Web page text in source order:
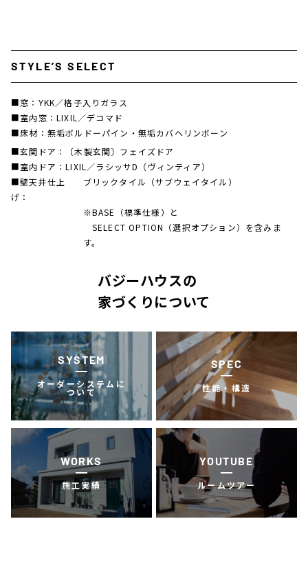
STYLE’S SELECT
■窓： YKK／格子入りガラス
■室内窓： LIXIL／デコマド
■床材： 無垢ボルドーパイン・無垢カバヘリンボーン
■玄関ドア：
〔木製玄関〕フェイズドア
■室内ドア：LIXIL／ラシッサD（ヴィンティア）
■壁天井仕上
げ：
ブリックタイル（サブウェイタイル）
※BASE（標準仕様）と
SELECT OPTION（選択オプション）を含みま
す。
バジーハウスの
家づくりについて
SYSTEM
オーダーシステムに
ついて
SPEC
性能・構造
WORKS
施工実績
YOUTUBE
ルームツアー